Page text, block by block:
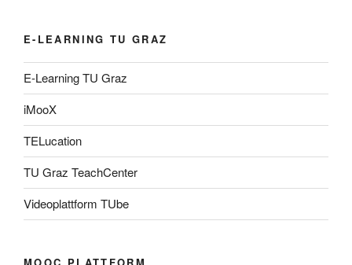
E-LEARNING TU GRAZ
E-Learning TU Graz
iMooX
TELucation
TU Graz TeachCenter
Videoplattform TUbe
MOOC PLATTFORM